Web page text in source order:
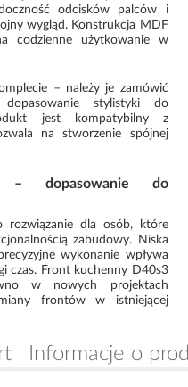
odcisków palców i
wygląd. Konstrukcja MDF
codzienne użytkowanie w
– należy je zamówić
stylistyki do
jest kompatybilny z
na stworzenie spójnej
– dopasowanie do
dla osób, które
zabudowy. Niska
wykonanie wpływa
czas. Front kuchenny D40s3
w nowych projektach
frontów w istniejącej
Informacje o